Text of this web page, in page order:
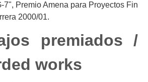
7", Premio Amena para Proyectos Fin
2000/01.
premiados /
works